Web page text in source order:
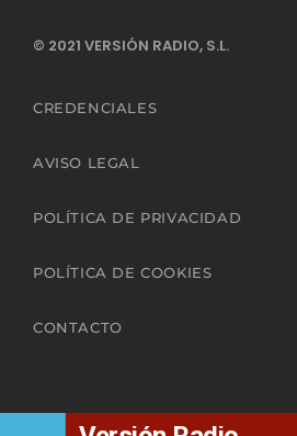
© 2021 VERSIÓN RADIO, S.L.
CREDENCIALES
AVISO LEGAL
POLÍTICA DE PRIVACIDAD
POLÍTICA DE COOKIES
CONTACTO